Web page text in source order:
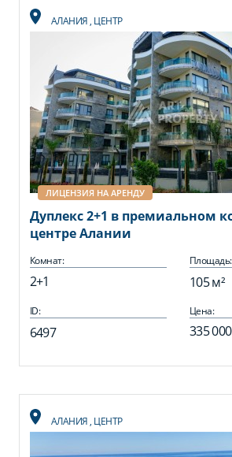
АЛАНИЯ, ЦЕНТР
ЛИЦЕНЗИЯ НА АРЕНДУ
Дуплекс 2+1 в премиальном
центре Алании
Комнат:
2+1
Площадь:
105 м²
ID:
6497
Цена:
335 000
АЛАНИЯ, ЦЕНТР